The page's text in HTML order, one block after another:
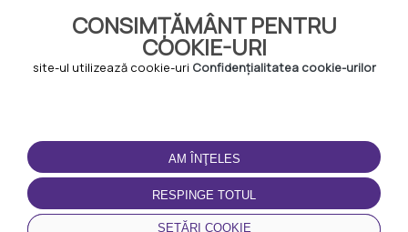
CONSIMȚĂMÂNT PENTRU
COOKIE-URI
site-ul utilizează cookie-uri Confidențialitatea cookie-urilor
AM ÎNŢELES
RESPINGE TOTUL
SETĂRI COOKIE
TERMENI DE UTILIZARE
Termeni și condiții
Politica de
Confidențialitate
Politica de cookie-uri
DESCĂRCAȚI
APLICAȚIA